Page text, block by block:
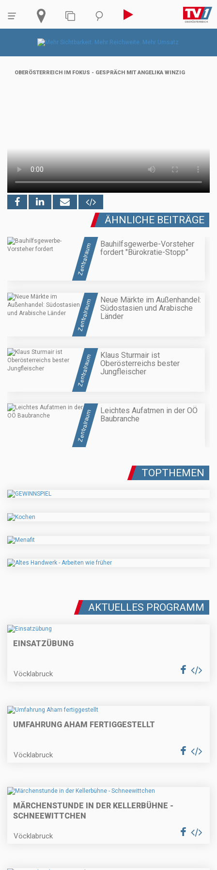
OBERÖSTERREICH IM FOKUS - GESPRÄCH MIT ANGELIKA WINZIG
ÄHNLICHE BEITRÄGE
Zentralraum
Bauhilfsgewerbe-Vorsteher
fordert "Bürokratie-Stopp”
Zentralraum
Neue Märkte im Außenhandel:
Südostasien und Arabische
Länder
Zentralraum
Klaus Sturmair ist
Oberösterreichs bester
Jungfleischer
Zentralraum
Leichtes Aufatmen in der OÖ
Baubranche
TOPTHEMEN
AKTUELLES PROGRAMM
EINSATZÜBUNG
Vöcklabruck
UMFAHRUNG AHAM FERTIGGESTELLT
Vöcklabruck
MÄRCHENSTUNDE IN DER KELLERBÜHNE -
SCHNEEWITTCHEN
Vöcklabruck